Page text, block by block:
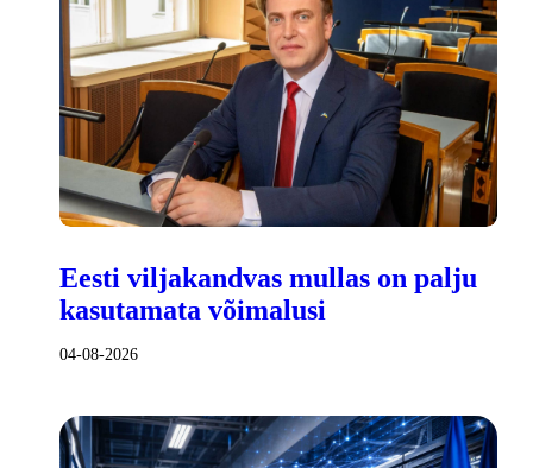
Eesti viljakandvas mullas on palju
kasutamata võimalusi
04-08-2026